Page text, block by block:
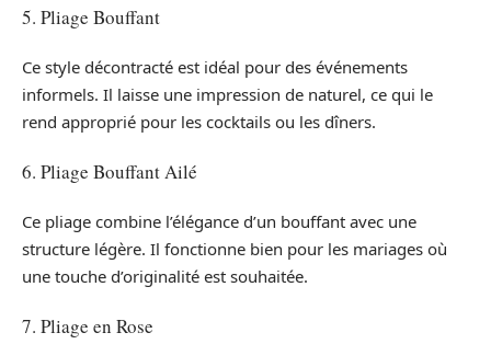
5. Pliage Bouffant
Ce style décontracté est idéal pour des événements
informels. Il laisse une impression de naturel, ce qui le
rend approprié pour les cocktails ou les dîners.
6. Pliage Bouffant Ailé
Ce pliage combine l’élégance d’un bouffant avec une
structure légère. Il fonctionne bien pour les mariages où
une touche d’originalité est souhaitée.
7. Pliage en Rose